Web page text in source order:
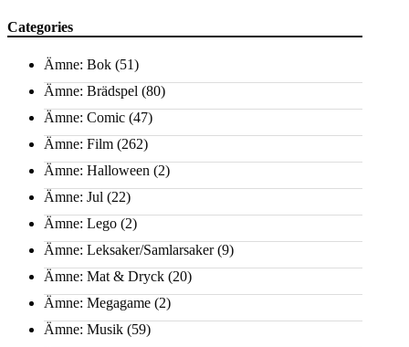
Categories
Ämne: Bok (51)
Ämne: Brädspel (80)
Ämne: Comic (47)
Ämne: Film (262)
Ämne: Halloween (2)
Ämne: Jul (22)
Ämne: Lego (2)
Ämne: Leksaker/Samlarsaker(9)
Ämne: Mat & Dryck (20)
Ämne: Megagame (2)
Ämne: Musik (59)